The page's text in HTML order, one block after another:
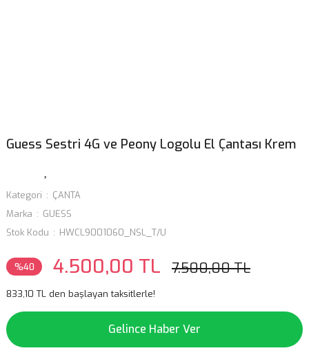
Guess Sestri 4G ve Peony Logolu El Çantası Krem
Kategori
ÇANTA
Marka
GUESS
Stok Kodu
HWCL9001060_NSL_T/U
%40 4.500,00 TL 7.500,00 TL
833,10 TL den başlayan taksitlerle!
Gelince Haber Ver